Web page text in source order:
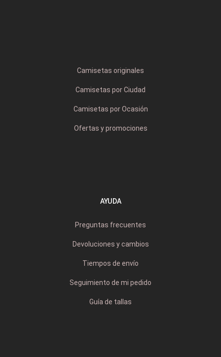
Camisetas originales
Camisetas por Ciudad
Camisetas por Ocasión
Ofertas y promociones
AYUDA
Preguntas frecuentes
Devoluciones y cambios
Tiempos de envío
Seguimiento de mi pedido
Guía de tallas